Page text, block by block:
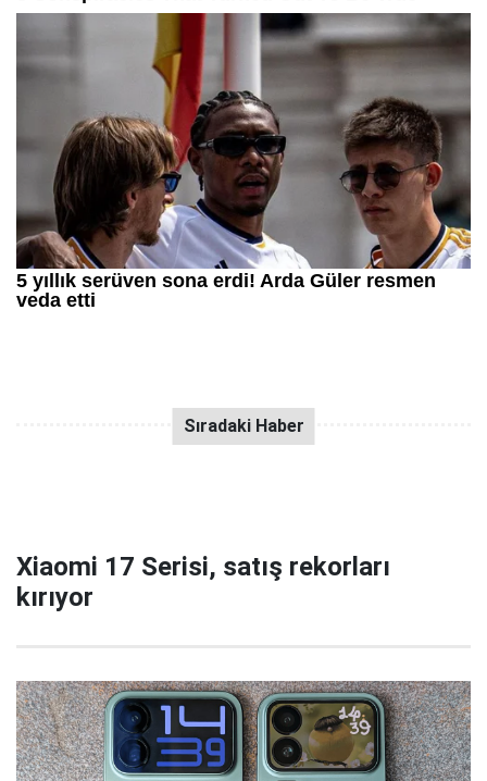
Xiaomi 17 Serisi, satış rekorları
kırıyor